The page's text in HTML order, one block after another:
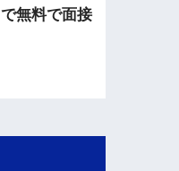
で無料で面接